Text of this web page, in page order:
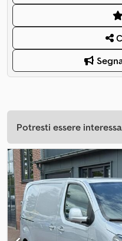
Potresti essere